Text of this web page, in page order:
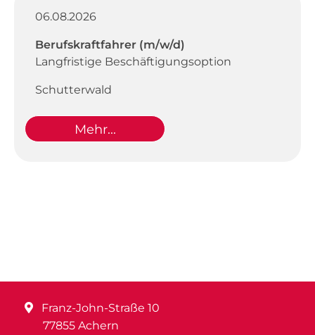
06.08.2026
Berufskraftfahrer (m/w/d)
Langfristige Beschäftigungsoption
Schutterwald
Mehr...
Franz-John-Straße 10
77855 Achern